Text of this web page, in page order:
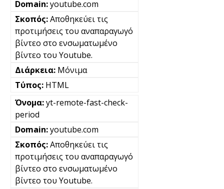
youtube.com
Αποθηκεύει τις
προτιμήσεις του αναπαραγωγό
βίντεο στο ενσωματωμένο
βίντεο του Youtube.
Μόνιμα
HTML
yt-remote-fast-check-
period
youtube.com
Αποθηκεύει τις
προτιμήσεις του αναπαραγωγό
βίντεο στο ενσωματωμένο
βίντεο του Youtube.